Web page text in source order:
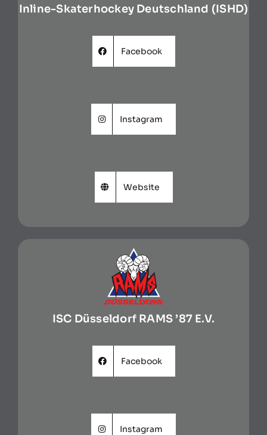
Inline-Skaterhockey Deutschland (ISHD)
Facebook
Instagram
Website
ISC Düsseldorf RAMS ’87 E.V.
Facebook
Instagram